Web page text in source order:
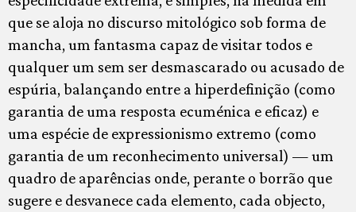
que se aloja no discurso mitológico sob forma de
mancha, um fantasma capaz de visitar todos e
qualquer um sem ser desmascarado ou acusado de
espúria, balançando entre a hiperdefinição (como
garantia de uma resposta ecuménica e eficaz) e
uma espécie de expressionismo extremo (como
garantia de um reconhecimento universal) — um
quadro de aparências onde, perante o borrão que
sugere e desvanece cada elemento, cada objecto,